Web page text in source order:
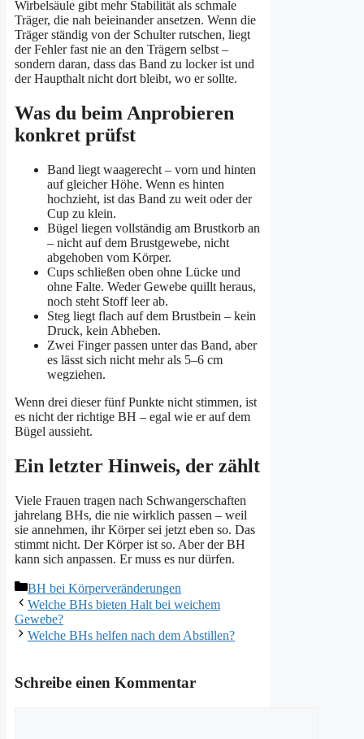
Wirbelsäule gibt mehr Stabilität als schmale
Träger, die nah beieinander ansetzen. Wenn die
Träger ständig von der Schulter rutschen, liegt
der Fehler fast nie an den Trägern selbst –
sondern daran, dass das Band zu locker ist und
der Haupthalt nicht dort bleibt, wo er sollte.
Was du beim Anprobieren
konkret prüfst
Band liegt waagerecht – vorn und hinten
auf gleicher Höhe. Wenn es hinten
hochzieht, ist das Band zu weit oder der
Cup zu klein.
Bügel liegen vollständig am Brustkorb an
– nicht auf dem Brustgewebe, nicht
abgehoben vom Körper.
Cups schließen oben ohne Lücke und
ohne Falte. Weder Gewebe quillt heraus,
noch steht Stoff leer ab.
Steg liegt flach auf dem Brustbein – kein
Druck, kein Abheben.
Zwei Finger passen unter das Band, aber
es lässt sich nicht mehr als 5–6 cm
wegziehen.
Wenn drei dieser fünf Punkte nicht stimmen, ist
es nicht der richtige BH – egal wie er auf dem
Bügel aussieht.
Ein letzter Hinweis, der zählt
Viele Frauen tragen nach Schwangerschaften
jahrelang BHs, die nie wirklich passen – weil
sie annehmen, ihr Körper sei jetzt eben so. Das
stimmt nicht. Der Körper ist so. Aber der BH
kann sich anpassen. Er muss es nur dürfen.
Kategorien
BH bei Körperveränderungen
Welche BHs bieten Halt bei weichem
Gewebe?
Welche BHs helfen nach dem Abstillen?
Schreibe einen Kommentar